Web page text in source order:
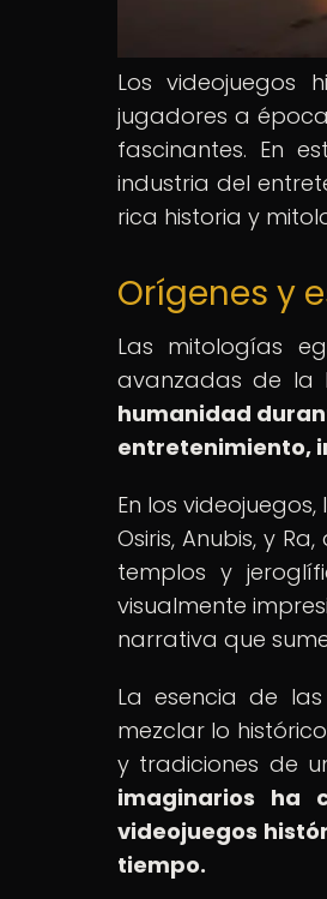
Los
jugadores a
fascinantes. En
industria del
rica historia y
Orígenes y
Las mitologías
avanzadas de la
humanidad
entretenimiento,
En los
Osiris, Anubis, y
templos y
visualmente
narrativa que
La esencia de
mezclar lo
y tradiciones de
imaginarios ha
videojuegos
tiempo.